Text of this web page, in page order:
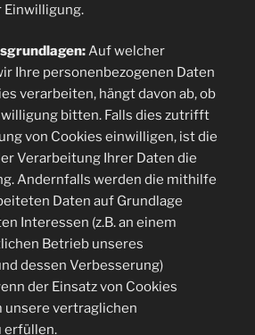
Einwilligung.
Auf welcher
Ihre personenbezogenen Daten
verarbeiten, hängt davon ab, ob
bitten. Falls dies zutrifft
von Cookies einwilligen, ist die
Verarbeitung Ihrer Daten die
Andernfalls werden die mithilfe
Daten auf Grundlage
Interessen (z.B. an einem
Betrieb unseres
dessen Verbesserung)
der Einsatz von Cookies
vertraglichen
erfüllen.